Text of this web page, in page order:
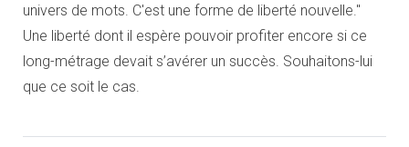
univers de mots. C'est une forme de liberté nouvelle."
Une liberté dont il espère pouvoir profiter encore si ce
long-métrage devait s’avérer un succès. Souhaitons-lui
que ce soit le cas.